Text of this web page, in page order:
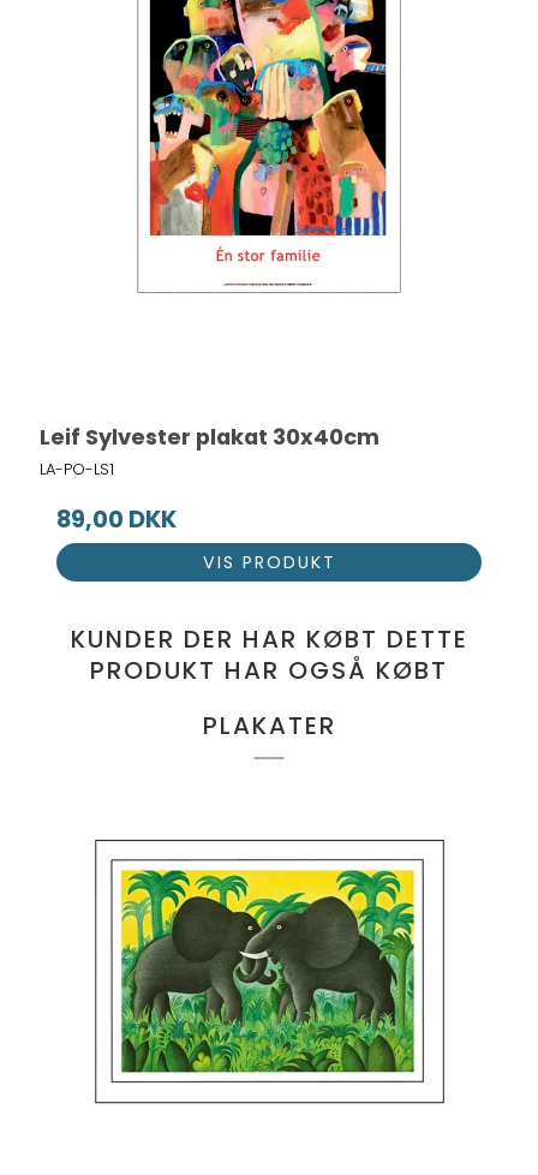
Leif Sylvester plakat 30x40cm
LA-PO-LS1
89,00 DKK
VIS PRODUKT
KUNDER DER HAR KØBT DETTE
PRODUKT HAR OGSÅ KØBT
PLAKATER